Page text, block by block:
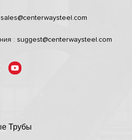
sales@centerwaysteel.com
: suggest@centerwaysteel.com
Трубы